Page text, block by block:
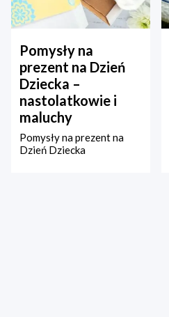
Pomysły na
prezent na Dzień
Dziecka –
nastolatkowie i
maluchy
Pomysły na prezent na
Dzień Dziecka